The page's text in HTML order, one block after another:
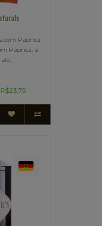
com Páprica
Páprica, a